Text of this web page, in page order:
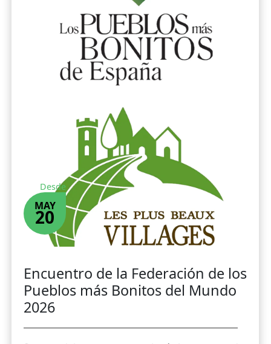
Desde
MAY
20
Encuentro de la Federación de los
Pueblos más Bonitos del Mundo
2026